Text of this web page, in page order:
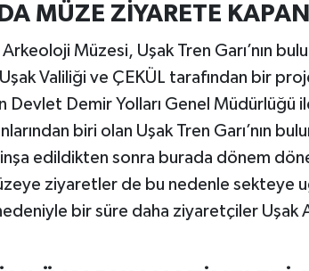
MÜZE ZİYARETE
Müzesi, Uşak Tren Garı’nın
Uşak Valiliği ve ÇEKÜL tarafından bir
Devlet Demir Yolları Genel
biri olan Uşak Tren Garı’nın
edildikten sonra burada dönem
ziyaretler de bu nedenle sekteye
bir süre daha ziyaretçiler